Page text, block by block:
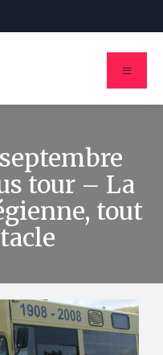
tour – La
tout